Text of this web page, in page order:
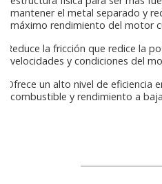
mantener el metal separado y
máximo rendimiento del motor
Reduce la fricción que redice la
velocidades y condiciones del
Ofrece un alto nivel de eficiencia
combustible y rendimiento a